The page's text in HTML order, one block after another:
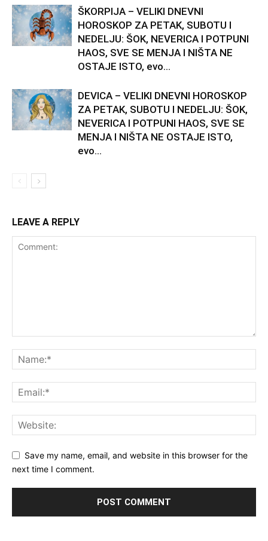
ŠKORPIJA – VELIKI DNEVNI
HOROSKOP ZA PETAK, SUBOTU I
NEDELJU: ŠOK, NEVERICA I POTPUNI
HAOS, SVE SE MENJA I NIŠTA NE
OSTAJE ISTO, evo...
DEVICA – VELIKI DNEVNI HOROSKOP
ZA PETAK, SUBOTU I NEDELJU: ŠOK,
NEVERICA I POTPUNI HAOS, SVE SE
MENJA I NIŠTA NE OSTAJE ISTO,
evo...
LEAVE A REPLY
Save my name, email, and website in this browser for the
next time I comment.